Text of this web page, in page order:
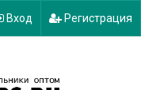
Вход Регистрация